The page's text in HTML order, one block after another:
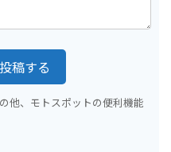
稿する
他、モトスポットの便利機能